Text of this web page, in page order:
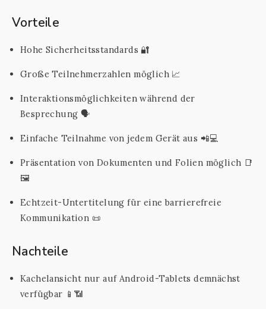
Vorteile
Hohe Sicherheitsstandards 🔐
Große Teilnehmerzahlen möglich 📈
Interaktionsmöglichkeiten während der
Besprechung 🗣️
Einfache Teilnahme von jedem Gerät aus 📲💻
Präsentation von Dokumenten und Folien möglich 📑
🖼️
Echtzeit-Untertitelung für eine barrierefreie
Kommunikation 📜
Nachteile
Kachelansicht nur auf Android-Tablets demnächst
verfügbar 📱📶